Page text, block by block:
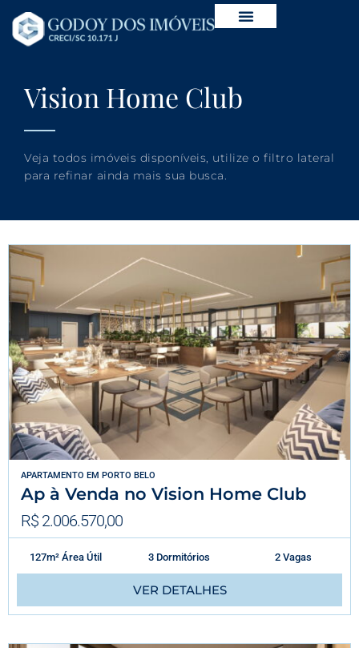
Vision Home Club
Veja todos imóveis disponíveis, utilize o filtro lateral
para refinar ainda mais sua busca.
APARTAMENTO EM PORTO BELO
Ap à Venda no Vision Home Club
R$ 2.006.570,00
127m² Área Útil 3 Dormitórios 2 Vagas
VER DETALHES